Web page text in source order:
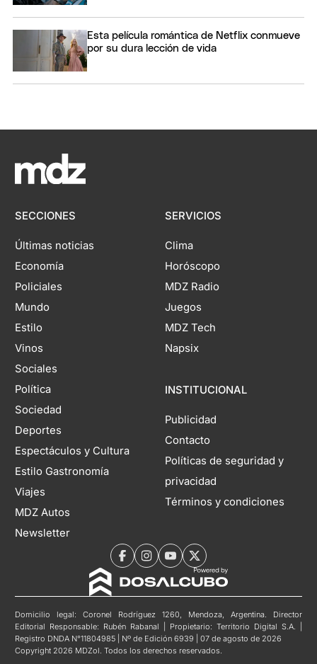
Esta película romántica de Netflix conmueve
por su dura lección de vida
SECCIONES
Últimas noticias
Economía
Policiales
Mundo
Estilo
Vinos
Sociales
Política
Sociedad
Deportes
Espectáculos y Cultura
Estilo Gastronomía
Viajes
MDZ Autos
Newsletter
SERVICIOS
Clima
Horóscopo
MDZ Radio
Juegos
MDZ Tech
Napsix
INSTITUCIONAL
Publicidad
Contacto
Políticas de seguridad y
privacidad
Términos y condiciones
Domicilio legal: Coronel Rodríguez 1260, Mendoza, Argentina. Director
Editorial Responsable: Rubén Rabanal | Propietario: Territorio Digital S.A. |
Registro DNDA N°11804985 | Nº de Edición 6939 | 07 de agosto de 2026
Copyright 2026 MDZol. Todos los derechos reservados.